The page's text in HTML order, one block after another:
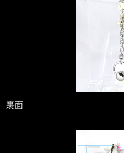
裏面